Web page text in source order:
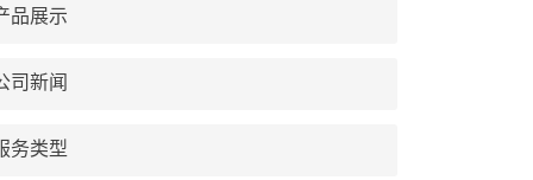
品展示
司新闻
务类型